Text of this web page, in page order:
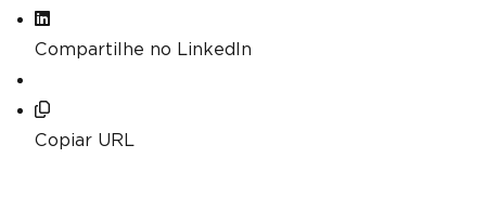
Compartilhe no LinkedIn
Copiar URL